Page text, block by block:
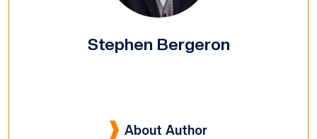
Stephen Bergeron
About Author